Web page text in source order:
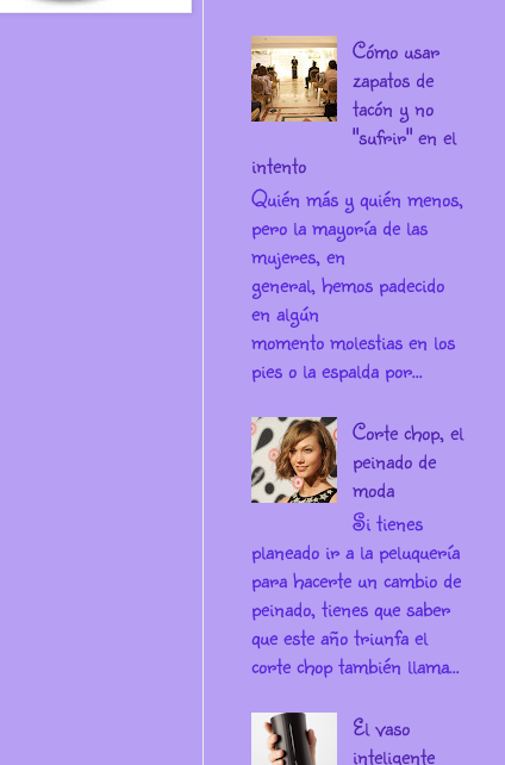
Cómo usar
zapatos de
tacón y no
"sufrir" en el
intento
Quién más y quién menos,
pero la mayoría de las
mujeres, en
general, hemos padecido
en algún
momento molestias en los
pies o la espalda por...
Corte chop, el
peinado de
moda
Si tienes
planeado ir a la peluquería
para hacerte un cambio de
peinado, tienes que saber
que este año triunfa el
corte chop también llama...
El vaso
inteligente